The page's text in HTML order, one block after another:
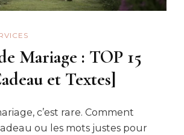
Mariage : TOP 15
et Textes]
c’est rare. Comment
ou les mots justes pour